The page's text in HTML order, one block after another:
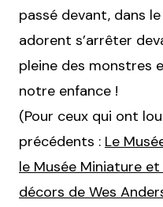
passé devant, dans
adorent s’arrêter
pleine des monstres
notre enfance !
(Pour ceux qui ont
précédents : Le
le Musée Miniature et
décors de Wes